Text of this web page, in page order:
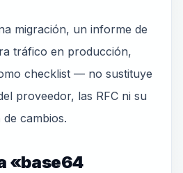
migración, un informe de
tráfico en producción,
checklist — no sustituye
proveedor, las RFC ni su
cambios.
«base64